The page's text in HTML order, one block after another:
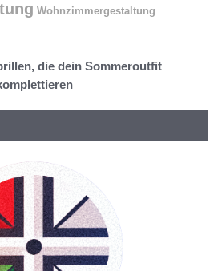
Wohnzimmergestaltung
die dein Sommeroutfit